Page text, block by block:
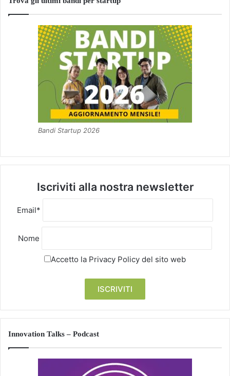
Bandi Startup 2026
Iscriviti alla nostra newsletter
Email*
Nome
Accetto la Privacy Policy del sito web
Innovation Talks – Podcast